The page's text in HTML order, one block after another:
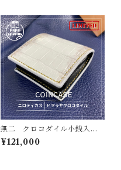
無二 クロコダイル小銭入
れ ヒマラヤ・マット×牛革ブ
ラック＆金箔リザード使用
¥121,000